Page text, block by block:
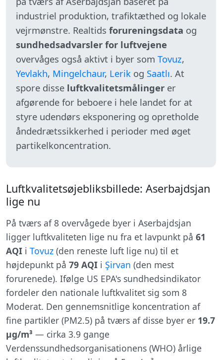
industriel produktion, trafiktæthed og lokale
vejrmønstre. Realtids forureningsdata og
sundhedsadvarsler for luftvejene
overvåges også aktivt i byer som Tovuz,
Yevlakh, Mingelchaur, Lerik og Saatlı. At
spore disse luftkvalitetsmålinger er
afgørende for beboere i hele landet for at
styre udendørs eksponering og opretholde
åndedrætssikkerhed i perioder med øget
partikelkoncentration.
Luftkvalitetsøjebliksbillede: Aserbajdsjan
lige nu
På tværs af 8 overvågede byer i Aserbajdsjan
ligger luftkvaliteten lige nu fra et lavpunkt på 61
AQI i Tovuz (den reneste luft lige nu) til et
højdepunkt på 79 AQI i Şirvan (den mest
forurenede). Ifølge US EPA's sundhedsindikator
fordeler den nationale luftkvalitet sig som 8
Moderat. Den gennemsnitlige koncentration af
fine partikler (PM2.5) på tværs af disse byer er 19.7
µg/m³ — cirka 3.9 gange
Verdenssundhedsorganisationens (WHO) årlige